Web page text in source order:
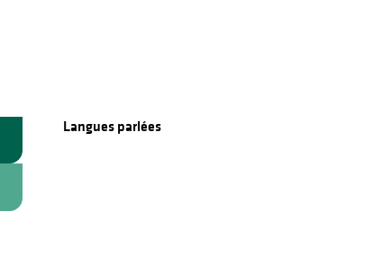
Langues parlées
Langues parlées